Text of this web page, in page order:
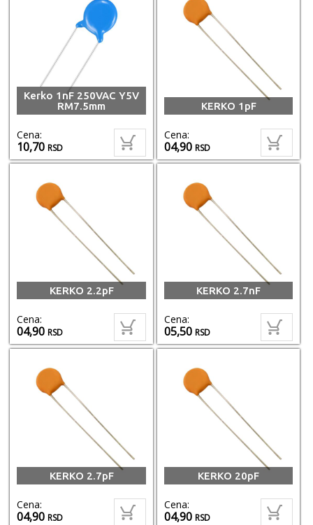
Kerko 1nF 250VAC Y5V
RM7.5mm
Cena:
10,70RSD
KERKO 1pF
Cena:
04,90RSD
KERKO 2.2pF
Cena:
04,90RSD
KERKO 2.7nF
Cena:
05,50RSD
KERKO 2.7pF
Cena:
04,90RSD
KERKO 20pF
Cena:
04,90RSD